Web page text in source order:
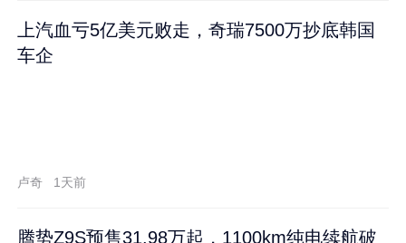
上汽血亏5亿美元败走，奇瑞7500万抄底韩国
车企
卢奇 1天前
腾势Z9S预售31.98万起，1100km纯电续航破